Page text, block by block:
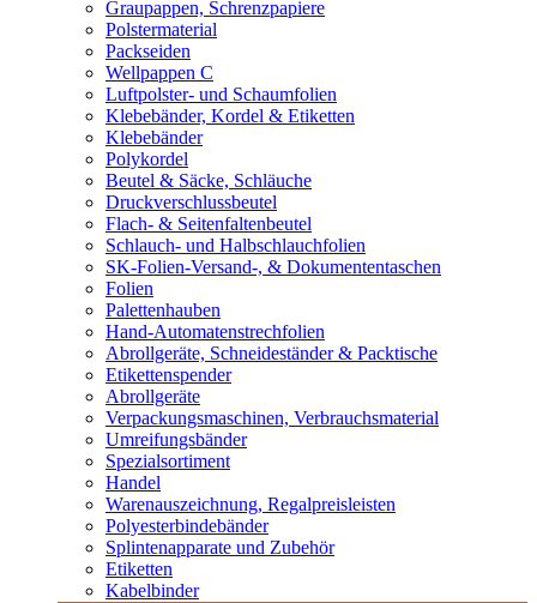
Graupappen, Schrenzpapiere
Polstermaterial
Packseiden
Wellpappen C
Luftpolster- und Schaumfolien
Klebebänder, Kordel & Etiketten
Klebebänder
Polykordel
Beutel & Säcke, Schläuche
Druckverschlussbeutel
Flach- & Seitenfaltenbeutel
Schlauch- und Halbschlauchfolien
SK-Folien-Versand-, & Dokumententaschen
Folien
Palettenhauben
Hand-Automatenstrechfolien
Abrollgeräte, Schneideständer & Packtische
Etikettenspender
Abrollgeräte
Verpackungsmaschinen, Verbrauchsmaterial
Umreifungsbänder
Spezialsortiment
Handel
Warenauszeichnung, Regalpreisleisten
Polyesterbindebänder
Splintenapparate und Zubehör
Etiketten
Kabelbinder